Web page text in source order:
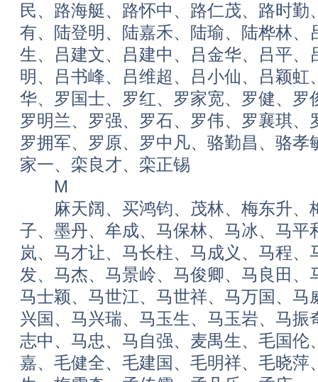
民、路海艇、路怀中、路仁茂、路时勤
有、陆登明、陆嘉禾、陆瑜、陆桦林、
生、吕建文、吕建中、吕金华、吕平、
明、吕书峰、吕维超、吕小仙、吕颖虹
华、罗国士、罗红、罗家宽、罗健、罗
罗明兰、罗强、罗石、罗伟、罗襄琪、
罗拥军、罗原、罗中凡、骆勤昌、骆孝
家一、栾良才、栾正锡
M
麻天阔、买鸿钧、茂林、梅东升、
子、墨丹、牟成、马保林、马冰、马平
岚、马才让、马长柱、马成义、马程、
发、马杰、马景岭、马俊卿、马良田、
马士颖、马世江、马世祥、马万国、马
兴国、马兴瑞、马玉生、马玉岩、马振
志中、马忠、马自强、麦禺生、毛国伦
嘉、毛健全、毛建国、毛明祥、毛晓萍